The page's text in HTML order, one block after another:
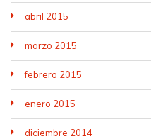
abril 2015
marzo 2015
febrero 2015
enero 2015
diciembre 2014